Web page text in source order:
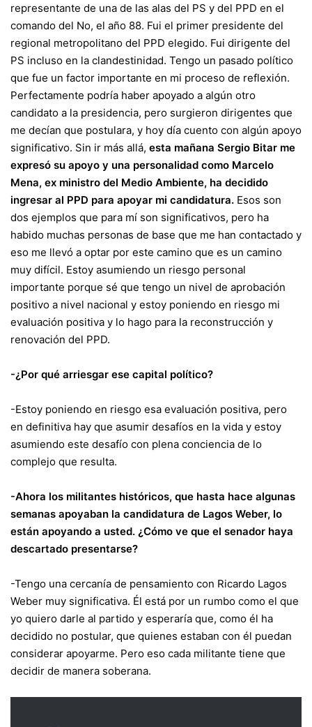
representante de una de las alas del PS y del PPD en el
comando del No, el año 88. Fui el primer presidente del
regional metropolitano del PPD elegido. Fui dirigente del
PS incluso en la clandestinidad. Tengo un pasado político
que fue un factor importante en mi proceso de reflexión.
Perfectamente podría haber apoyado a algún otro
candidato a la presidencia, pero surgieron dirigentes que
me decían que postulara, y hoy día cuento con algún apoyo
significativo. Sin ir más allá, esta mañana Sergio Bitar me
expresó su apoyo y una personalidad como Marcelo
Mena, ex ministro del Medio Ambiente, ha decidido
ingresar al PPD para apoyar mi candidatura. Esos son
dos ejemplos que para mí son significativos, pero ha
habido muchas personas de base que me han contactado y
eso me llevó a optar por este camino que es un camino
muy difícil. Estoy asumiendo un riesgo personal
importante porque sé que tengo un nivel de aprobación
positivo a nivel nacional y estoy poniendo en riesgo mi
evaluación positiva y lo hago para la reconstrucción y
renovación del PPD.
-¿Por qué arriesgar ese capital político?
-Estoy poniendo en riesgo esa evaluación positiva, pero
en definitiva hay que asumir desafíos en la vida y estoy
asumiendo este desafío con plena conciencia de lo
complejo que resulta.
-Ahora los militantes históricos, que hasta hace algunas
semanas apoyaban la candidatura de Lagos Weber, lo
están apoyando a usted. ¿Cómo ve que el senador haya
descartado presentarse?
-Tengo una cercanía de pensamiento con Ricardo Lagos
Weber muy significativa. Él está por un rumbo como el que
yo quiero darle al partido y esperaría que, como él ha
decidido no postular, que quienes estaban con él puedan
considerar apoyarme. Pero eso cada militante tiene que
decidir de manera soberana.